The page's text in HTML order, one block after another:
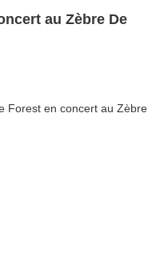
au Zèbre De